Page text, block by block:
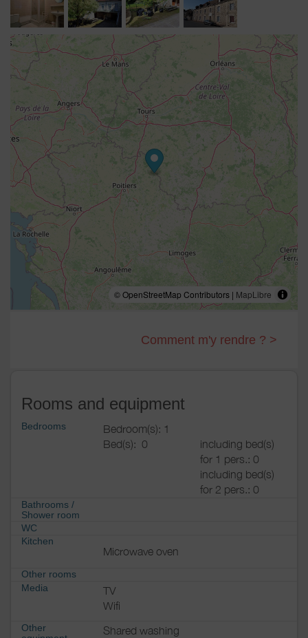
© OpenStreetMap Contributors | MapLibre
Comment m'y rendre ? >
Rooms and equipment
Bedrooms
Bedroom(s): 1
Bed(s): 0
including bed(s)
for 1 pers.: 0
including bed(s)
for 2 pers.: 0
Bathrooms /
Shower room
WC
Kitchen
Microwave oven
Other rooms
Media
TV
Wifi
Other
Shared washing